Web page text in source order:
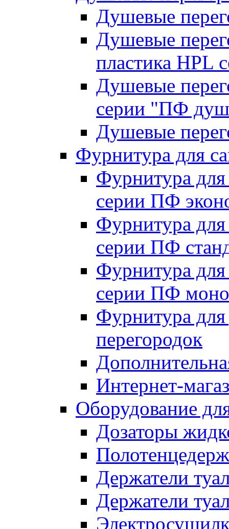
Душевые
Душевые
пластика
Душевые
серии "ПФ
Душевые
Фурнитура для
Фурнитура для
серии ПФ
Фурнитура для
серии ПФ
Фурнитура для
серии ПФ
Фурнитура для
перегородок
Интернет-
Оборудование
Дозаторы
Держатели
Держатели